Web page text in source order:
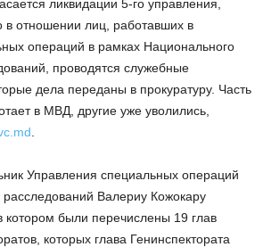
ликвидации 5-го управления,
в отношении лиц, работавших в
операций в рамках Национального
проводятся служебные
дела переданы в прокуратуру. Часть
в МВД, другие уже уволились,
Управления специальных операций
Валериу Кожокару
котором были перечислены 19 глав
которых глава Генинспектората